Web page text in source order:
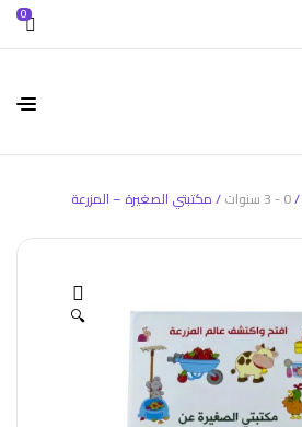
0
/0 - 3 سنوات / مكتبتي الصغيرة – المزرعة
🔍